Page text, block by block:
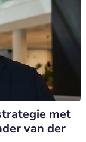
met
van der